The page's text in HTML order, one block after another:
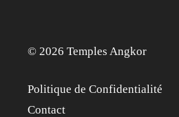
© 2026 Temples Angkor
Politique de Confidentialité
Contact